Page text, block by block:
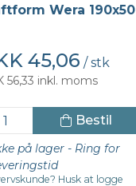
Wera 190x50
45,06 / stk
56,33 inkl. moms
Bestil
på lager - Ring for
Husk at logge